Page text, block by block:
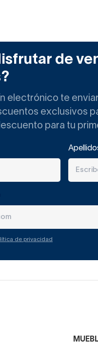
de
electrónico te
exclusivos
para tu
de privacidad